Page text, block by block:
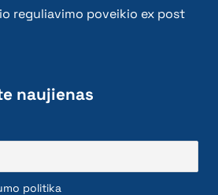
reguliavimo poveikio ex post
naujienas
politika